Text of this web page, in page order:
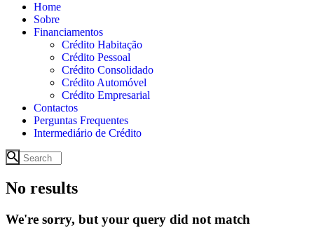
Home
Sobre
Financiamentos
Crédito Habitação
Crédito Pessoal
Crédito Consolidado
Crédito Automóvel
Crédito Empresarial
Contactos
Perguntas Frequentes
Intermediário de Crédito
No results
We're sorry, but your query did not match